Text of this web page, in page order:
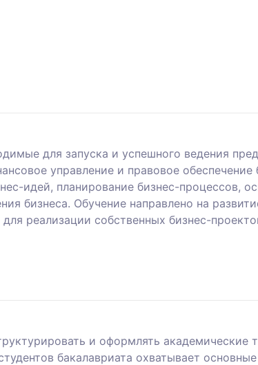
для запуска и успешного ведения
управление и правовое
идей, планирование бизнес-процессов,
бизнеса. Обучение направлено на
реализации собственных бизнес-
и оформлять
бакалавриата охватывает